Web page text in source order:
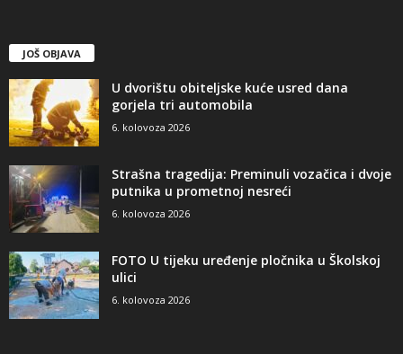
JOŠ OBJAVA
U dvorištu obiteljske kuće usred dana
gorjela tri automobila
6. kolovoza 2026
Strašna tragedija: Preminuli vozačica i dvoje
putnika u prometnoj nesreći
6. kolovoza 2026
FOTO U tijeku uređenje pločnika u Školskoj
ulici
6. kolovoza 2026